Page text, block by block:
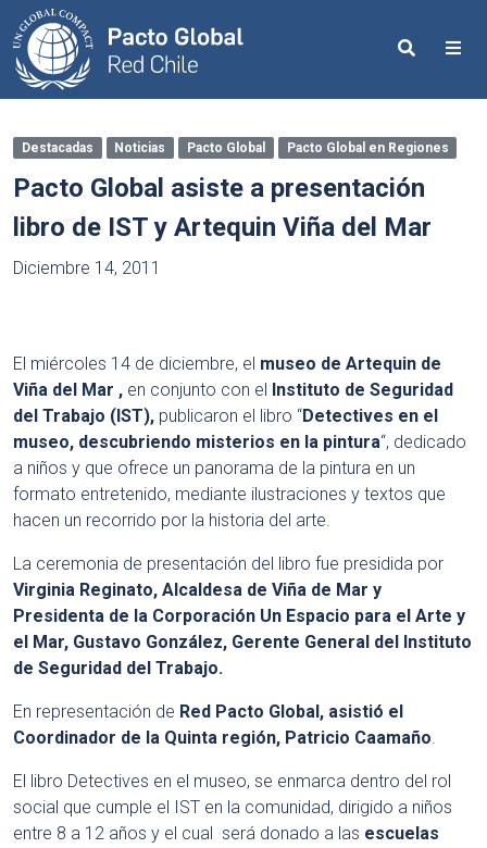
Search
Destacadas Noticias Pacto Global Pacto Global en Regiones
Pacto Global asiste a presentación
libro de IST y Artequin Viña del Mar
Diciembre 14, 2011
El miércoles 14 de diciembre, el museo de Artequin de
Viña del Mar , en conjunto con el Instituto de Seguridad
del Trabajo (IST), publicaron el libro “Detectives en el
museo, descubriendo misterios en la pintura“, dedicado
a niños y que ofrece un panorama de la pintura en un
formato entretenido, mediante ilustraciones y textos que
hacen un recorrido por la historia del arte.
La ceremonia de presentación del libro fue presidida por
Virginia Reginato, Alcaldesa de Viña de Mar y
Presidenta de la Corporación Un Espacio para el Arte y
el Mar, Gustavo González, Gerente General del Instituto
de Seguridad del Trabajo.
En representación de Red Pacto Global, asistió el
Coordinador de la Quinta región, Patricio Caamaño.
El libro Detectives en el museo, se enmarca dentro del rol
social que cumple el IST en la comunidad, dirigido a niños
entre 8 a 12 años y el cual será donado a las escuelas